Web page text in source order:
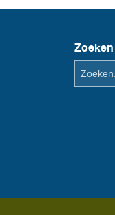
Zoeken
Zoeken